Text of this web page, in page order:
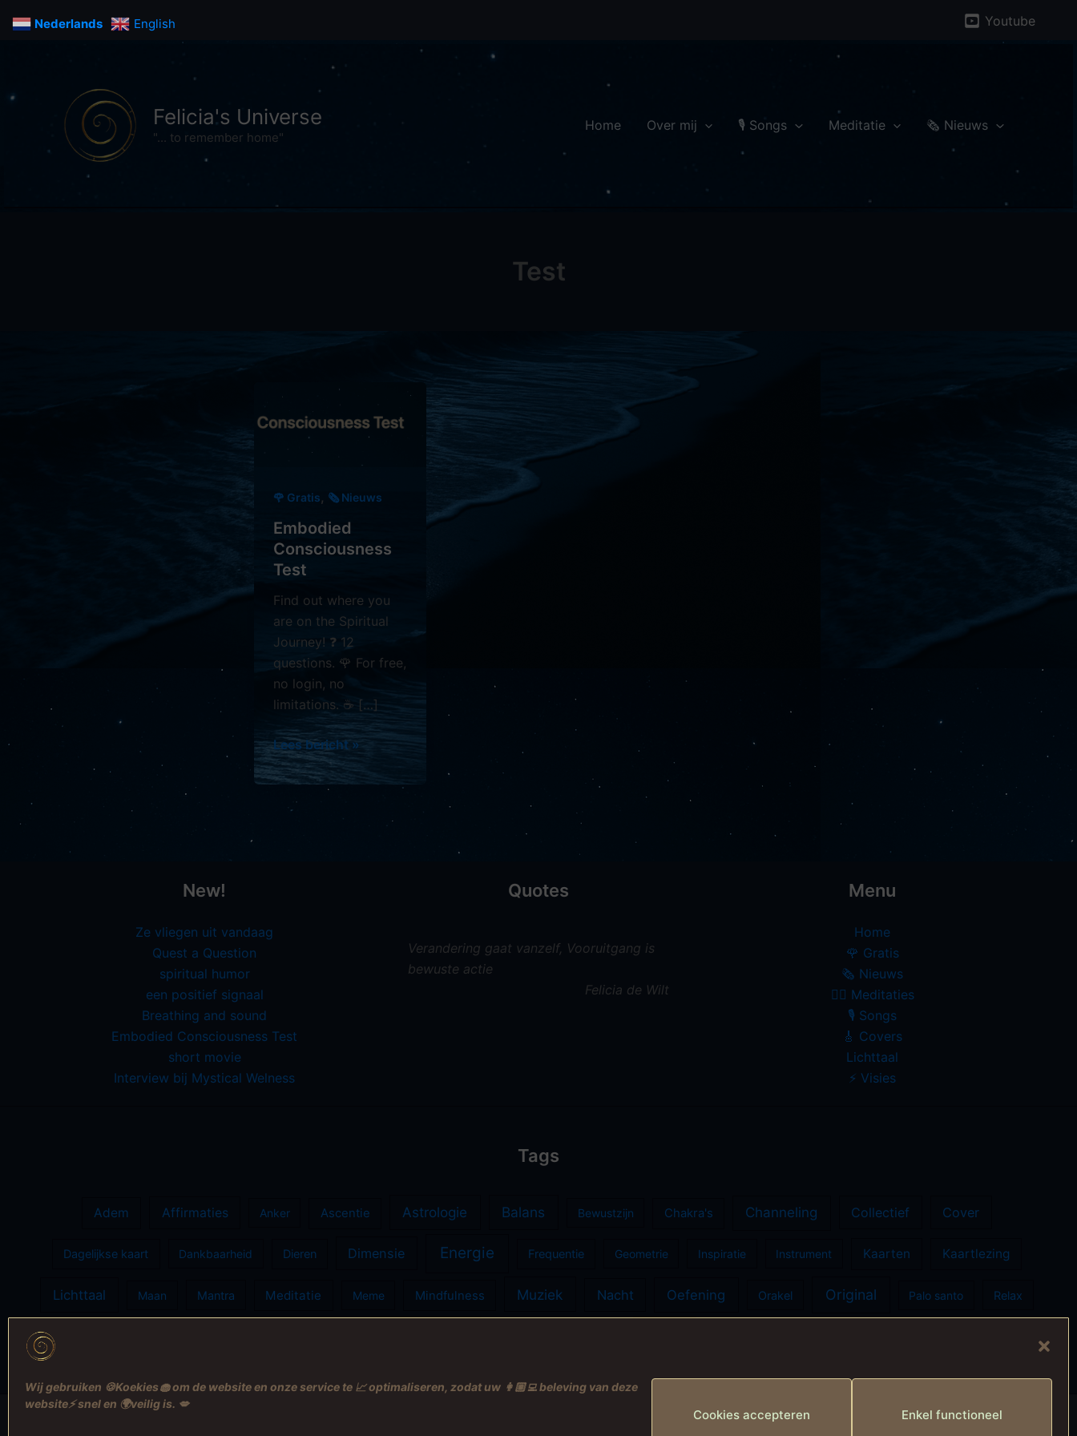
Wij gebruiken 🍪Koekies🧁 om de website en onze service te 📈 optimaliseren, zodat uw 👩🏼‍💻 beleving van deze
website⚡️ snel en 🌍veilig is. 💋
Cookies accepteren Enkel functioneel
naar
Youtube
Felicia's Universe
"... to remember home"
Home Over mij 🎙 Songs Meditatie 🗞️ Nieuws
Test
🌹 Gratis, 🗞️ Nieuws
Embodied
Consciousness
Test
Find out where you
are on the Spiritual
Journey! ❓ 12
questions. 🌹 For free,
no login, no
limitations. ☕️ […]
Embodied
Consciousness
Test
Lees bericht »
New!
Ze vliegen uit vandaag
Quest a Question
spiritual humor
een positief signaal
Breathing and sound
Embodied Consciousness Test
short movie
Interview bij Mystical Welness
Quotes
Verandering gaat vanzelf, Vooruitgang is
bewuste actie
Felicia de Wilt
Menu
Home
🌹 Gratis
🗞️ Nieuws
🧘‍♀️ Meditaties
🎙 Songs
🎸 Covers
Lichttaal
⚡️ Visies
Tags
Adem Affirmaties Anker Ascentie Astrologie Balans Bewustzijn Chakra's Channeling Collectief Cover
Dagelijkse kaart Dankbaarheid Dieren Dimensie Energie Frequentie Geometrie Inspiratie Instrument Kaarten Kaartlezing
Lichttaal Maan Mantra Meditatie Meme Mindfulness Muziek Nacht Oefening Orakel Original Palo santo Relax
Nederlands English